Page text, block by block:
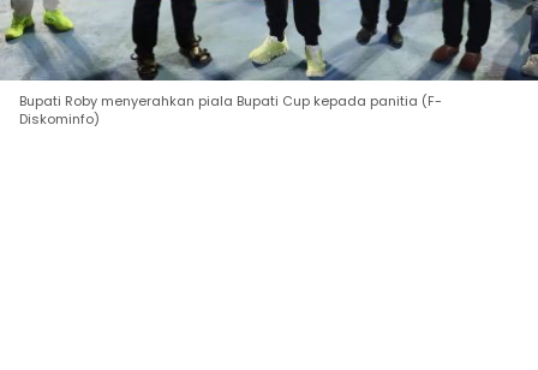
Bupati Roby menyerahkan piala Bupati Cup kepada panitia (F-
Diskominfo)